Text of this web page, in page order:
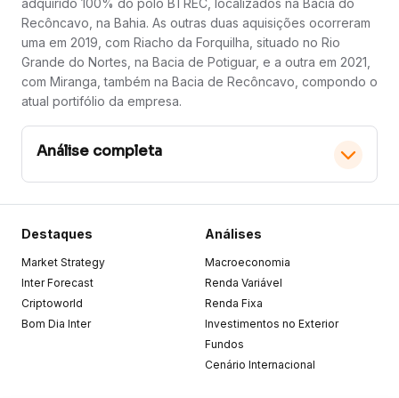
Recôncavo, na Bahia. As outras duas aquisições ocorreram
uma em 2019, com Riacho da Forquilha, situado no Rio
Grande do Nortes, na Bacia de Potiguar, e a outra em 2021,
com Miranga, também na Bacia de Recôncavo, compondo o
atual portifólio da empresa.
Análise completa
Os números do 2T23 da PetroReconcavo foram
neutros, em nossa opinião. Já eram esperados
influencia diretamente na receita da empresa, mas os
números também foram atenuados por entraves na
produção de gás no ativo Potiguar, que apesar de já
deve ocorrer no último trimestre deste ano. Em termos
Destaques
Market Strategy
Inter Forecast
Criptoworld
Bom Dia Inter
Análises
Macroeconomia
Renda Variável
Renda Fixa
Investimentos no Exterior
Fundos
Cenário Internacional